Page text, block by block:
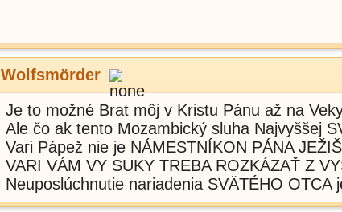
Wolfsmörder
Je to možné Brat môj v Kristu Pánu až na
Ale čo ak tento Mozambický sluha Najvyššej
Vari Pápež nie je NÁMESTNÍKON PÁNA
VARI VÁM VY SUKY TREBA ROZKÁZAŤ Z
Neuposlúchnutie nariadenia SVÄTÉHO OTCA